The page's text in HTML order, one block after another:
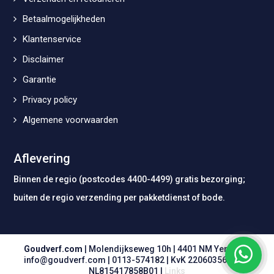
Betaalmogelijkheden
Klantenservice
Disclaimer
Garantie
Privacy policy
Algemene voorwaarden
Aflevering
Binnen de regio (postcodes 4400-4499) gratis bezorging;
buiten de regio verzending per pakketdienst of bode.
Goudverf.com | Molendijkseweg 10h | 4401 NM Yerseke |
info@goudverf.com
0113-574182| KvK 22060356 | BTW
NL815417858B01 |
Links